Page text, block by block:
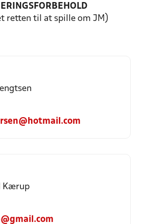
retten til at spille om JM)
Kærup